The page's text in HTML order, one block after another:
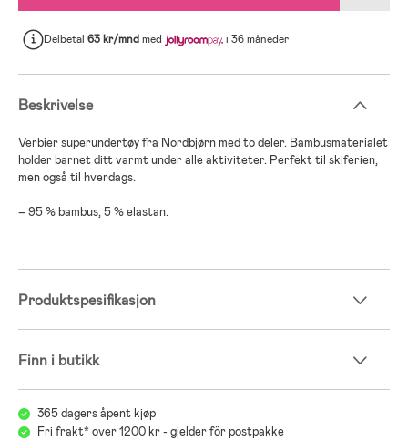
Delbetal 63 kr/mndmed i 36 måneder
Beskrivelse
Verbier superundertøy fra Nordbjørn med to deler. Bambusmaterialet
holder barnet ditt varmt under alle aktiviteter. Perfekt til skiferien,
men også til hverdags.
– 95 % bambus, 5 % elastan.
Produktspesifikasjon
Finn i butikk
365 dagers åpent kjøp
Fri frakt* over 1200 kr - gjelder för postpakke